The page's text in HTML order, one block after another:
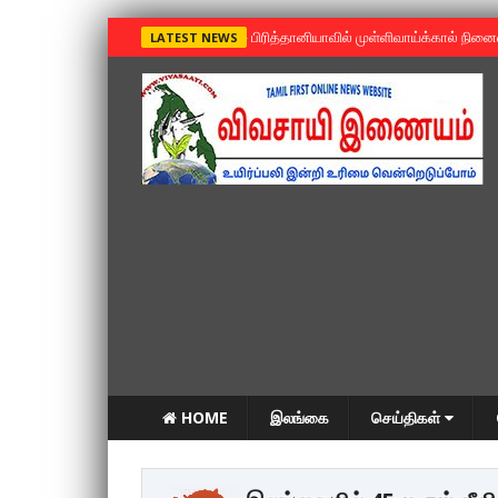
LATEST NEWS »பிரித்தானியாவில் முள்ளிவாய்க்கால்
HOME இலங்கை செய்திகள்